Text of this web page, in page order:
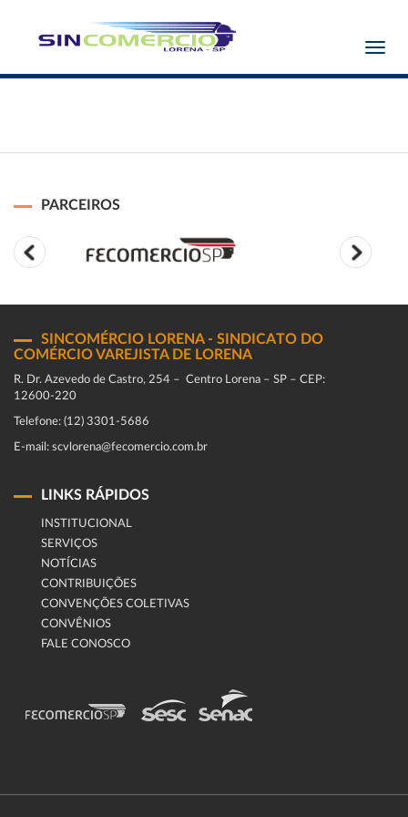
PARCEIROS
SINCOMÉRCIO LORENA - SINDICATO DO
COMÉRCIO VAREJISTA DE LORENA
R. Dr. Azevedo de Castro, 254 – Centro Lorena – SP – CEP:
12600-220
Telefone: (12) 3301-5686
E-mail: scvlorena@fecomercio.com.br
LINKS RÁPIDOS
INSTITUCIONAL
SERVIÇOS
NOTÍCIAS
CONTRIBUIÇÕES
CONVENÇÕES COLETIVAS
CONVÊNIOS
FALE CONOSCO